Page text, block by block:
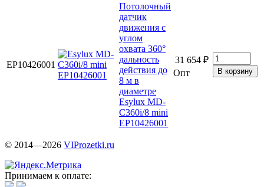
EP10426001
Потолочный
датчик
движения с
углом
охвата 360°
дальность
действия до
8 м в
диаметре
Esylux MD-
C360i/8 mini
EP10426001
31 654 ₽
Опт
© 2014—2026 VIProzetki.ru
Принимаем к оплате: